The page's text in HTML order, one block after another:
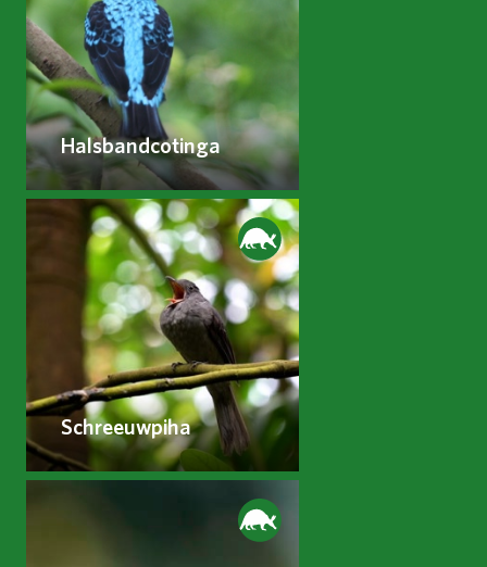
Halsbandcotinga
Schreeuwpiha